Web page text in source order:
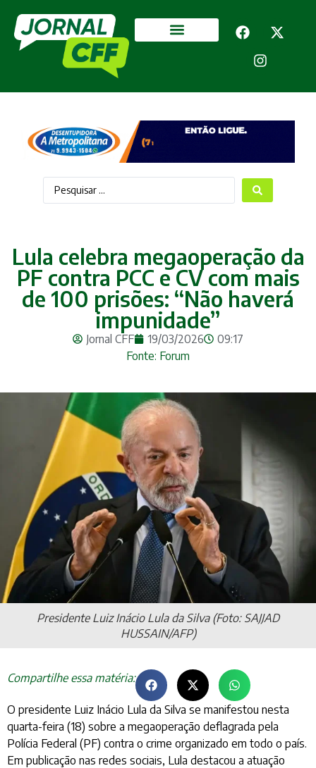
Lula celebra megaoperação da
PF contra PCC e CV com mais
de 100 prisões: “Não haverá
impunidade”
Jornal CFF 19/03/2026
09:17
Fonte: Forum
Presidente Luiz Inácio Lula da Silva (Foto: SAJJAD
HUSSAIN/AFP)
Compartilhe essa matéria:
O presidente Luiz Inácio Lula da Silva se manifestou nesta
quarta-feira (18) sobre a megaoperação deflagrada pela
Polícia Federal (PF) contra o crime organizado em todo o país.
Em publicação nas redes sociais, Lula destacou a atuação